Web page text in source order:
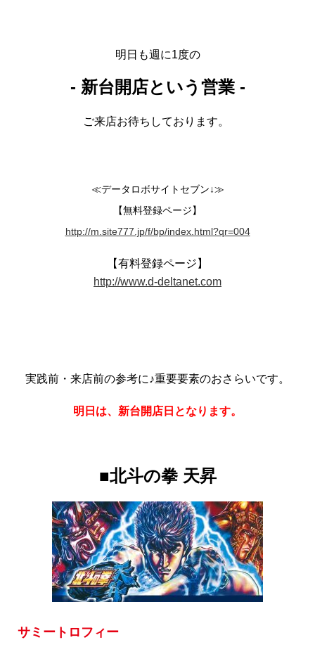
明日も週に1度の
- 新台開店という営業 -
ご来店お待ちしております。
≪データロボサイトセブン↓≫
【無料登録ページ】
http://m.site777.jp/f/bp/index.html?qr=004
【有料登録ページ】
http://www.d-deltanet.com
実践前・来店前の参考に♪重要要素のおさらいです。
明日は、新台開店日となります。
■北斗の拳 天昇
サミートロフィー